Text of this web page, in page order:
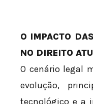
O IMPACTO
NO DIREITO
O cenário legal
evolução,
tecnológico e a